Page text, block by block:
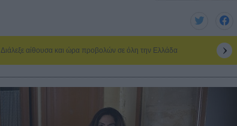
Διάλεξε αίθουσα και ώρα προβολών σε όλη την Ελλάδα